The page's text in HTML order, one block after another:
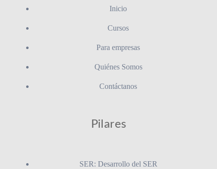
Inicio
Cursos
Para empresas
Quiénes Somos
Contáctanos
Pilares
SER: Desarrollo del SER